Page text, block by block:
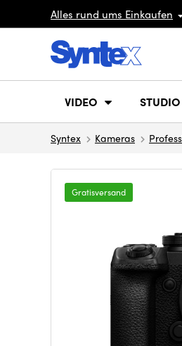
Alles rund ums Einkaufen
VIDEO
Syntex Kameras
Gratisversand